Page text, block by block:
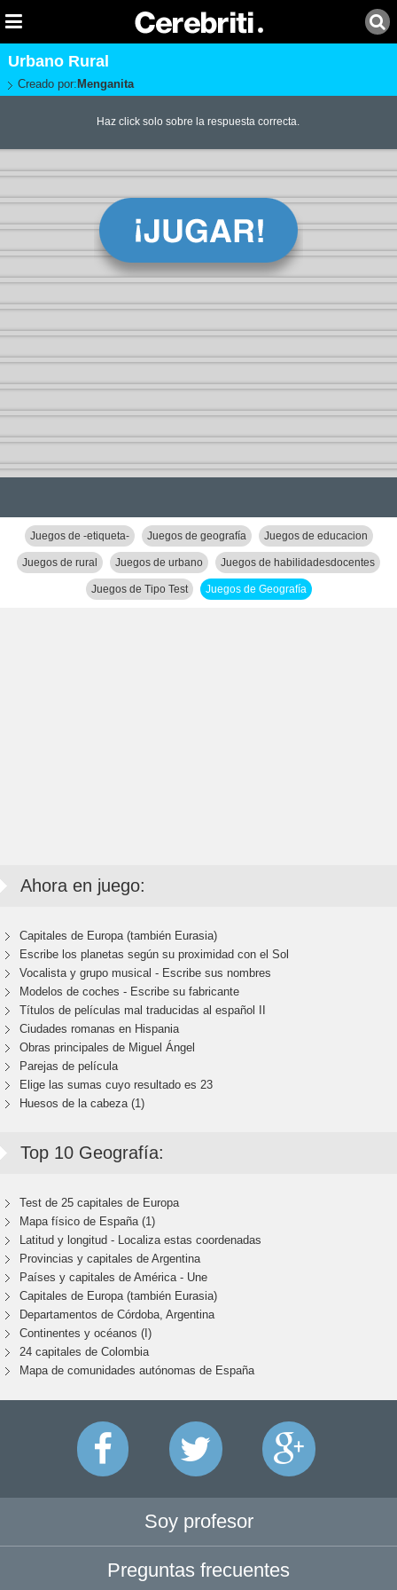
Urbano Rural
Creado por: Menganita
Haz click solo sobre la respuesta correcta.
Juegos de -etiqueta- Juegos de geografía Juegos de educacion
Juegos de rural Juegos de urbano Juegos de habilidadesdocentes
Juegos de Tipo Test Juegos de Geografía
Ahora en juego:
Capitales de Europa (también Eurasia)
Escribe los planetas según su proximidad con el Sol
Vocalista y grupo musical - Escribe sus nombres
Modelos de coches - Escribe su fabricante
Títulos de películas mal traducidas al español II
Ciudades romanas en Hispania
Obras principales de Miguel Ángel
Parejas de película
Elige las sumas cuyo resultado es 23
Huesos de la cabeza (1)
Top 10 Geografía:
Test de 25 capitales de Europa
Mapa físico de España (1)
Latitud y longitud - Localiza estas coordenadas
Provincias y capitales de Argentina
Países y capitales de América - Une
Capitales de Europa (también Eurasia)
Departamentos de Córdoba, Argentina
Continentes y océanos (I)
24 capitales de Colombia
Mapa de comunidades autónomas de España
Soy profesor
Preguntas frecuentes